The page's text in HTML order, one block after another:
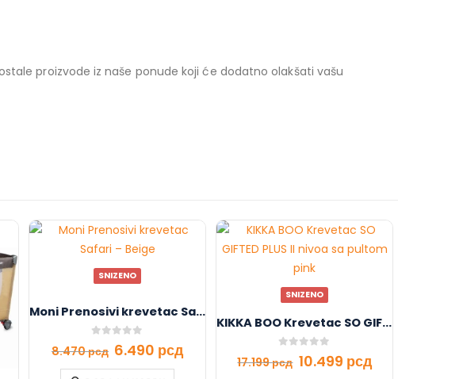
proizvode iz naše ponude koji će dodatno olakšati vašu
SNIZENO
Moni Prenosivi krevetac Safari – Beige
out of 5
8.470рсд 6.490 рсд
SNIZENO
KIKKA BOO Krevetac SO GIFTED PLUS II nivoa sa pultom pink
out of 5
17.199рсд 10.499 рсд